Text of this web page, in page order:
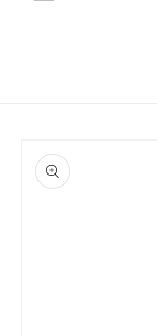
a la
información